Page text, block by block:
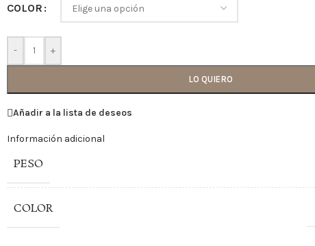
COLOR
- +
LO QUIERO
Añadir a la lista de deseos
Información adicional
PESO
COLOR